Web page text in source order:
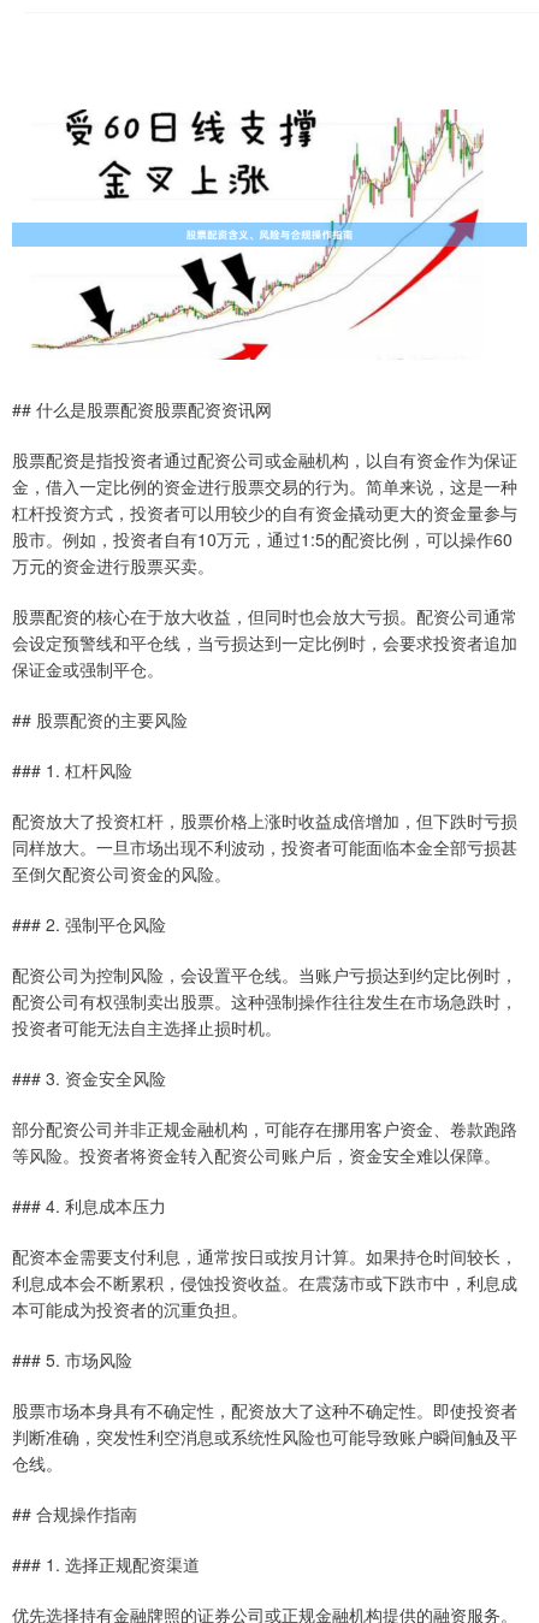
## 什么是股票配资股票配资资讯网
股票配资是指投资者通过配资公司或金融机构，以自有资金作为保证
金，借入一定比例的资金进行股票交易的行为。简单来说，这是一种
杠杆投资方式，投资者可以用较少的自有资金撬动更大的资金量参与
股市。例如，投资者自有10万元，通过1:5的配资比例，可以操作60
万元的资金进行股票买卖。
股票配资的核心在于放大收益，但同时也会放大亏损。配资公司通常
会设定预警线和平仓线，当亏损达到一定比例时，会要求投资者追加
保证金或强制平仓。
## 股票配资的主要风险
### 1. 杠杆风险
配资放大了投资杠杆，股票价格上涨时收益成倍增加，但下跌时亏损
同样放大。一旦市场出现不利波动，投资者可能面临本金全部亏损甚
至倒欠配资公司资金的风险。
### 2. 强制平仓风险
配资公司为控制风险，会设置平仓线。当账户亏损达到约定比例时，
配资公司有权强制卖出股票。这种强制操作往往发生在市场急跌时，
投资者可能无法自主选择止损时机。
### 3. 资金安全风险
部分配资公司并非正规金融机构，可能存在挪用客户资金、卷款跑路
等风险。投资者将资金转入配资公司账户后，资金安全难以保障。
### 4. 利息成本压力
配资本金需要支付利息，通常按日或按月计算。如果持仓时间较长，
利息成本会不断累积，侵蚀投资收益。在震荡市或下跌市中，利息成
本可能成为投资者的沉重负担。
### 5. 市场风险
股票市场本身具有不确定性，配资放大了这种不确定性。即使投资者
判断准确，突发性利空消息或系统性风险也可能导致账户瞬间触及平
仓线。
## 合规操作指南
### 1. 选择正规配资渠道
优先选择持有金融牌照的证券公司或正规金融机构提供的融资服务。